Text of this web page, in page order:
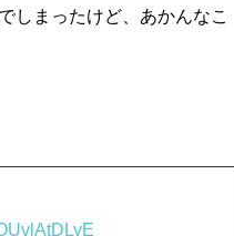
しまったけど、あかんなこ